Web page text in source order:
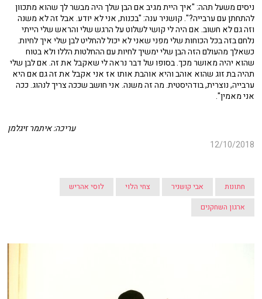
ניסים משעל תהה: "איך היית מגיב אם הבן שלך היה מבשר לך שהוא מתכוון
להתחתן עם ערבייה?". קושניר ענה: "בכנות, אני לא יודע. אבל זה לא משנה
וזה גם לא חשוב. אם היה לי קושי לשלוט על הרגש שלי והראש שלי הייתי
נלחם בזה בכל הכוחות שלי מפני שאני לא יכול להחליט לבן שלי איך לחיות.
כשאלך מהעולם הזה הבן שלי ימשיך לחיות עם ההחלטות הללו ולא בטוח
שהוא יהיה מאושר מכך. בסופו של דבר נראה לי שאקבל את זה. אם לבן שלי
תהיה בת זוג שהוא אוהב והיא אוהבת אותו אז אני אקבל את זה גם אם היא
ערבייה, נוצרית, בודהיסטית. מה זה משנה. אני חושב שככה צריך לנהוג. ככה
אני מאמין".
עריכה: איתמר זיגלמן
12/10/2018
חתונות אבי קושניר צחי הלוי
לוסי אהריש
ארגון השחקנים